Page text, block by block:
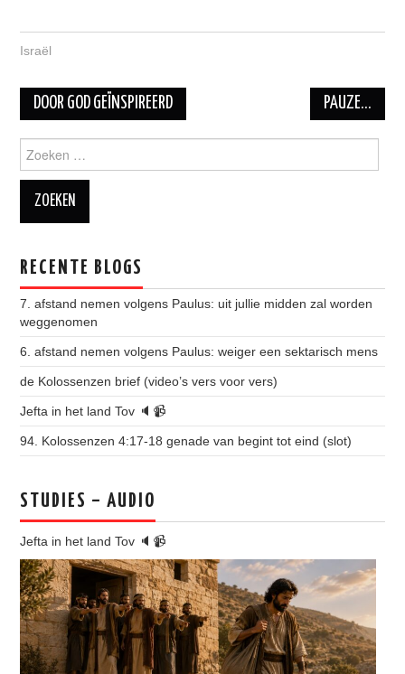
Israël
DOOR GOD GEÏNSPIREERD PAUZE…
Zoeken naar:
RECENTE BLOGS
7. afstand nemen volgens Paulus: uit jullie midden zal worden
weggenomen
6. afstand nemen volgens Paulus: weiger een sektarisch mens
de Kolossenzen brief (video’s vers voor vers)
Jefta in het land Tov 🔈📹
94. Kolossenzen 4:17-18 genade van begint tot eind (slot)
STUDIES – AUDIO
Jefta in het land Tov 🔈📹